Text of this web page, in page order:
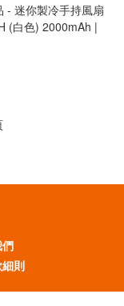
- 迷你製冷手持風扇
(白色) 2000mAh |
高速風扇 | ICE 金屬
冷技術
則